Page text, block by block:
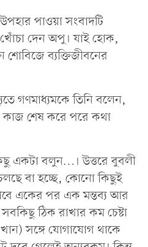
পাওয়া সংবাদটি
দেন অপু। যাই হোক,
ব্যক্তিজীবনের
গণমাধ্যমকে তিনি বলেন,
শেষ করে পরে কথা
একটা বলুন…। উত্তরে বুবলী
বা হচ্ছে, কোনো কিছুই
একের পর এক মন্তব্য আর
ঠিক রাখার কম চেষ্টা
সঙ্গে যোগাযোগ থাকে